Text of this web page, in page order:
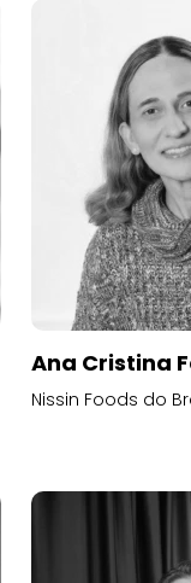
Ana Cristina
Nissin Foods do